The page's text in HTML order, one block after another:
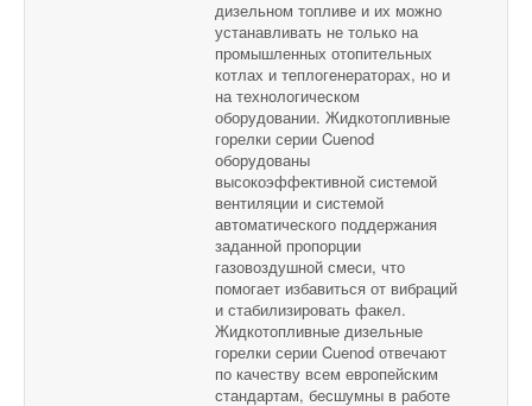
дизельном топливе и их можно
устанавливать не только на
промышленных отопительных
котлах и теплогенераторах, но и
на технологическом
оборудовании. Жидкотопливные
горелки серии Cuenod
оборудованы
высокоэффективной системой
вентиляции и системой
автоматического поддержания
заданной пропорции
газовоздушной смеси, что
помогает избавиться от вибраций
и стабилизировать факел.
Жидкотопливные дизельные
горелки серии Cuenod отвечают
по качеству всем европейским
стандартам, бесшумны в работе